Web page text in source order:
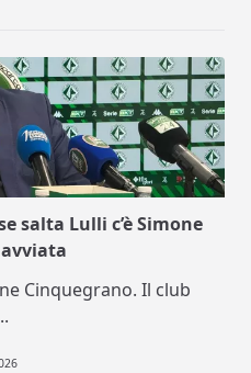
salta Lulli c’è Simone
Cinquegrano. Il club